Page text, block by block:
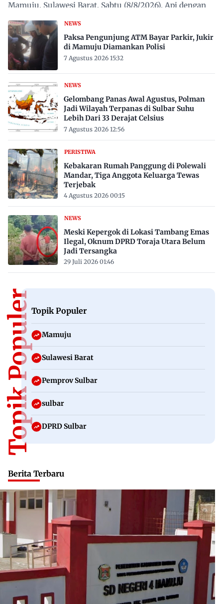
Mamuju, Sulawesi Barat, Sabtu (8/8/2026). Api dengan
NEWS
Paksa Pengunjung ATM Bayar Parkir, Jukir
di Mamuju Diamankan Polisi
7 Agustus 2026 15:32
NEWS
Gelombang Panas Awal Agustus, Polman
Jadi Wilayah Terpanas di Sulbar Suhu
Lebih Dari 33 Derajat Celsius
7 Agustus 2026 12:56
PERISTIWA
Kebakaran Rumah Panggung di Polewali
Mandar, Tiga Anggota Keluarga Tewas
Terjebak
4 Agustus 2026 00:15
NEWS
Meski Kepergok di Lokasi Tambang Emas
Ilegal, Oknum DPRD Toraja Utara Belum
Jadi Tersangka
29 Juli 2026 01:46
Topik PopulerTopik Populer
Mamuju
Sulawesi Barat
Pemprov Sulbar
sulbar
DPRD Sulbar
Berita Terbaru